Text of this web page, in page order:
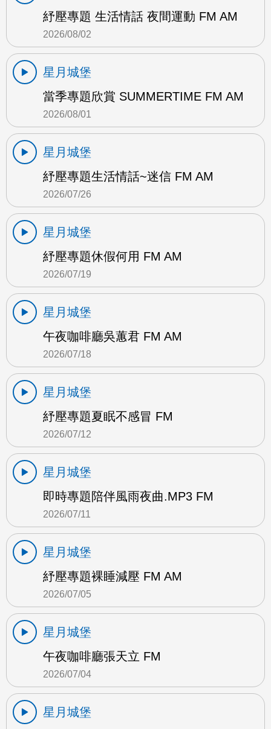
紓壓專題 生活情話 夜間運動 FM AM
2026/08/02
星月城堡
當季專題欣賞 SUMMERTIME FM AM
2026/08/01
星月城堡
紓壓專題生活情話~迷信 FM AM
2026/07/26
星月城堡
紓壓專題休假何用 FM AM
2026/07/19
星月城堡
午夜咖啡廳吳蕙君 FM AM
2026/07/18
星月城堡
紓壓專題夏眠不感冒 FM
2026/07/12
星月城堡
即時專題陪伴風雨夜曲.MP3 FM
2026/07/11
星月城堡
紓壓專題裸睡減壓 FM AM
2026/07/05
星月城堡
午夜咖啡廳張天立 FM
2026/07/04
星月城堡